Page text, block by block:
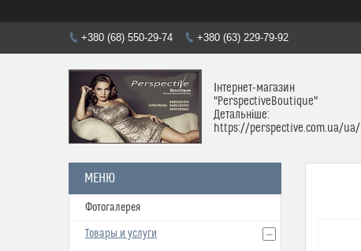
+380 (68) 550-29-74 +380 (63) 229-79-92
Інтернет-магазин
"PerspectiveBoutique"
Детальніше:
https://perspective.com.ua/ua/
Фотогалерея
Товары и услуги